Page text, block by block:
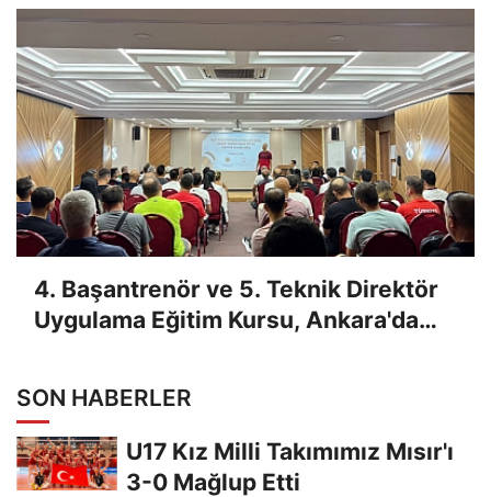
4. Başantrenör ve 5. Teknik Direktör
Uygulama Eğitim Kursu, Ankara'da
SON HABERLER
U17 Kız Milli Takımımız Mısır'ı
3-0 Mağlup Etti